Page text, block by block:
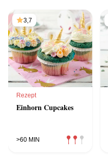
3,7
Rezept
Einhorn Cupcakes
>60 MIN